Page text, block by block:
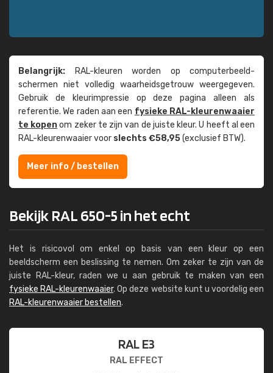
Belangrijk: RAL-kleuren worden op computer­beeld­
schermen niet volledig waarheids­­getrouw weer­gegeven.
Gebruik de kleur­impressie op deze pagina alleen als
referentie. We raden aan een fysieke RAL-kleuren­waaier
te kopenom zeker te zijn van de juiste kleur. U heeft al een
RAL-kleuren­waaier voor slechts €58,95(exclusief BTW).
Meer info / bestellen
Bekijk RAL 650-5 in het echt
Het is risicovol om enkel op basis van een kleur op een
beeldscherm een beslissing te nemen. Om zeker te zijn van de
juiste RAL-kleur, raden we u aan gebruik te maken van een
fysieke RAL-kleurenwaaier. Op deze website kunt u voordelig een
RAL-kleurenwaaier bestellen.
RAL E3
RAL EFFECT